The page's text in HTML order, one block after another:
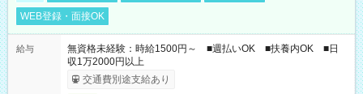
WEB登録・面接OK
給与
無資格未経験：時給1500円～ ■週払いOK ■扶養内OK ■日
収1万2000円以上
交通費別途支給あり